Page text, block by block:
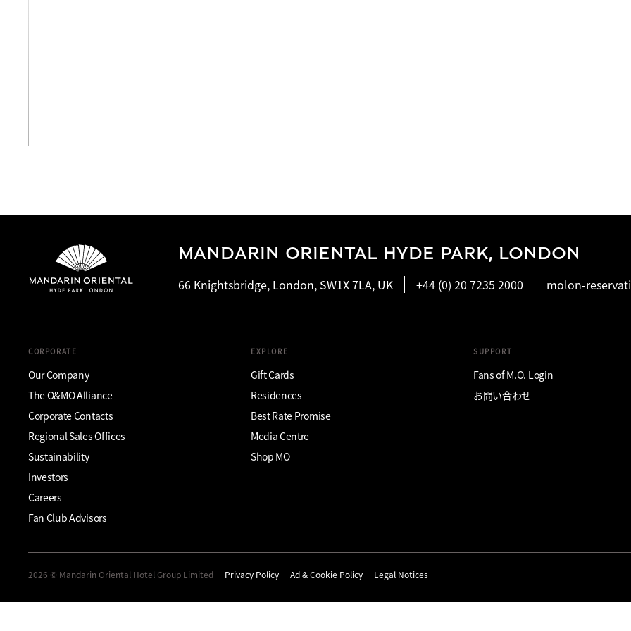
MANDARIN ORIENTAL HYDE PARK, LONDON
66 Knightsbridge, London, SW1X 7LA, UK
+44 (0) 20 7235 2000 molon-
CORPORATE
Our Company
The O&MO Alliance
Corporate Contacts
Regional Sales Offices
Sustainability
Investors
Careers
Fan Club Advisors
EXPLORE
Gift Cards
Residences
Best Rate Promise
Media Centre
Shop MO
SUPPORT
Fans of M.O. Login
お問い合わせ
2026 © Mandarin Oriental Hotel Group Limited Privacy Policy Ad & Cookie Policy Legal Notices